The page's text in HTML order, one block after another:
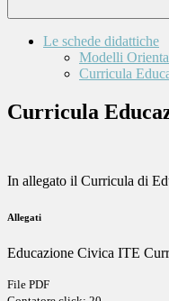
Le schede didattiche
Modelli
Curricula
Curricula
In allegato il Curricula di
Allegati
Educazione Civica ITE
File PDF